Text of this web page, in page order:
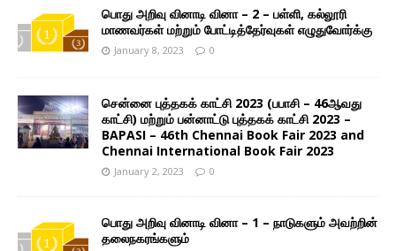
பொது அறிவு வினாடி வினா – 2 – பள்ளி, கல்லூரி
மாணவர்கள் மற்றும் போட்டித்தேர்வுகள் எழுதுவோர்க்கு
January 8, 2023 0
சென்னை புத்தகக் காட்சி 2023 (பபாசி – 46ஆவது
காட்சி) மற்றும் பன்னாட்டு புத்தகக் காட்சி 2023 –
BAPASI – 46th Chennai Book Fair 2023 and
Chennai International Book Fair 2023
January 2, 2023 0
பொது அறிவு வினாடி வினா – 1 – நாடுகளும் அவற்றின்
தலைநகரங்களும்